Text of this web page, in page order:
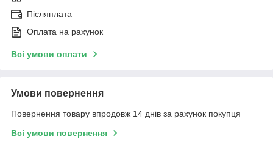
Післяплата
Оплата на рахунок
Всі умови оплати
Умови повернення
Повернення товару впродовж 14 днів за рахунок покупця
Всі умови повернення